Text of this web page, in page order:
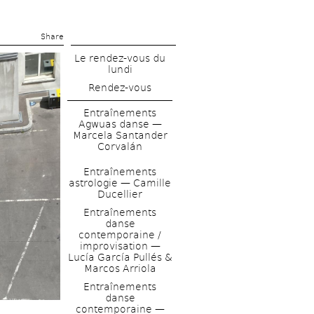
Share
Le rendez-vous du
lundi
Rendez-vous
Entraînements
Agwuas danse —
Marcela Santander
Corvalán
Entraînements
astrologie — Camille
Ducellier
Entraînements
danse
contemporaine /
improvisation —
Lucía García Pullés &
Marcos Arriola
Entraînements
danse
contemporaine —